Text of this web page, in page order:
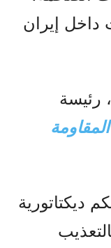
داخل إيران
رئيسة
المقاومة
حكم ديكتاتورية